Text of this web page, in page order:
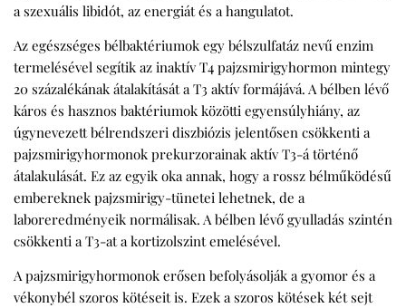
a szexuális libidót, az energiát és a hangulatot.
Az egészséges bélbaktériumok egy bélszulfatáz nevű enzim
termelésével segítik az inaktív T4 pajzsmirigyhormon mintegy
20 százalékának átalakítását a T3 aktív formájává. A bélben lévő
káros és hasznos baktériumok közötti egyensúlyhiány, az
úgynevezett bélrendszeri diszbiózis jelentősen csökkenti a
pajzsmirigyhormonok prekurzorainak aktív T3-á történő
átalakulását. Ez az egyik oka annak, hogy a rossz bélműködésű
embereknek pajzsmirigy-tünetei lehetnek, de a
laboreredményeik normálisak. A bélben lévő gyulladás szintén
csökkenti a T3-at a kortizolszint emelésével.
A pajzsmirigyhormonok erősen befolyásolják a gyomor és a
vékonybél szoros kötéseit is. Ezek a szoros kötések két sejt